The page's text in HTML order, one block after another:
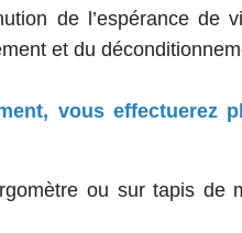
de l’espérance de
et du
vous effectuerez
ou sur tapis de